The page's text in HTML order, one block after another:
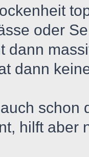
oder
dann
dann
schon
hilft aber